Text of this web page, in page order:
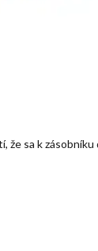
že sa k